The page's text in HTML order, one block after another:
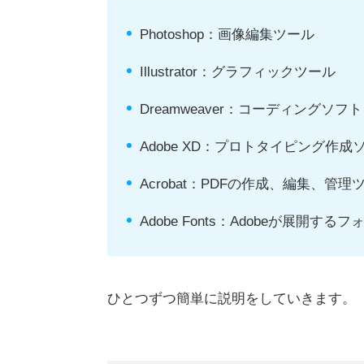
Photoshop：画像編集ツール
Illustrator：グラフィックツール
Dreamweaver：コーディングソフト
Adobe XD：プロトタイピング作成
Acrobat：PDFの作成、編集、管理
Adobe Fonts：Adobeが展開するフ
ひとつずつ簡単に説明をしていきます。